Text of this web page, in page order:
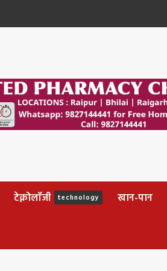
टेक्नोलॉजी technology खान-पान